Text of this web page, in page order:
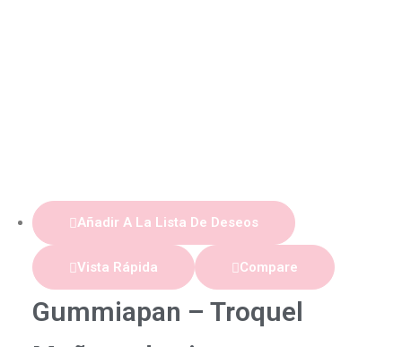
Añadir A La Lista De Deseos
Vista Rápida Compare
Gummiapan – Troquel